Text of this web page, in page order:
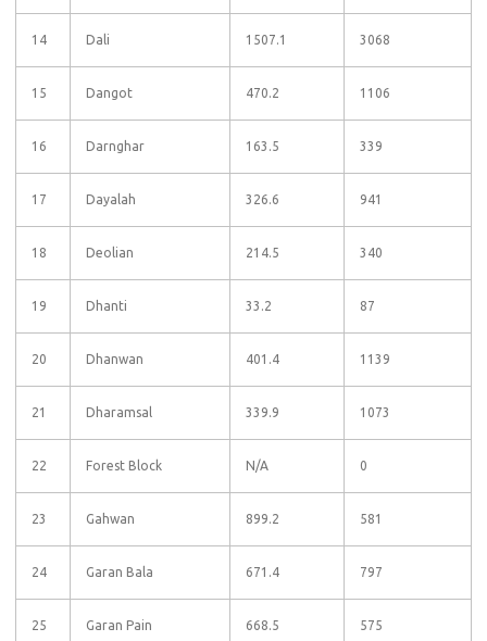
14 Dali 1507.1 3068
15 Dangot 470.2 1106
16 Darnghar 163.5 339
17 Dayalah 326.6 941
18 Deolian 214.5 340
19 Dhanti 33.2 87
20 Dhanwan 401.4 1139
21 Dharamsal 339.9 1073
22 Forest Block N/A 0
23 Gahwan 899.2 581
24 Garan Bala 671.4 797
25 Garan Pain 668.5 575